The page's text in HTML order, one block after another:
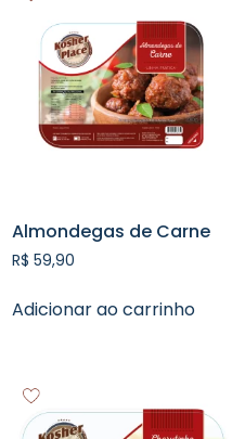
Almondegas de Carne
R$ 59,90
Adicionar ao carrinho